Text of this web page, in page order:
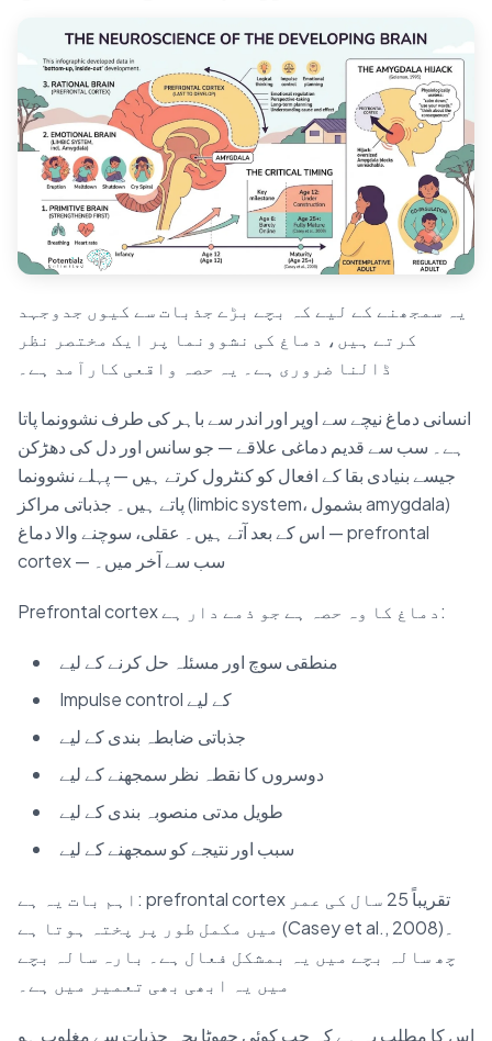
یہ سمجھنے کے لیے کہ بچے بڑے جذبات سے کیوں جدوجہد
کرتے ہیں، دماغ کی نشوونما پر ایک مختصر نظر
ڈالنا ضروری ہے۔ یہ حصہ واقعی کارآمد ہے۔
انسانی دماغ نیچے سے اوپر اور اندر سے باہر کی طرف نشوونما پاتا
ہے۔ سب سے قدیم دماغی علاقے — جو سانس اور دل کی دھڑکن
جیسے بنیادی بقا کے افعال کو کنٹرول کرتے ہیں — پہلے نشوونما
پاتے ہیں۔ جذباتی مراکز (limbic system، بشمول amygdala)
اس کے بعد آتے ہیں۔ عقلی، سوچنے والا دماغ — prefrontal
cortex — سب سے آخر میں۔
Prefrontal cortex دماغ کا وہ حصہ ہے جو ذمے دار ہے:
منطقی سوچ اور مسئلہ حل کرنے کے لیے
Impulse control کے لیے
جذباتی ضابطہ بندی کے لیے
دوسروں کا نقطہ نظر سمجھنے کے لیے
طویل مدتی منصوبہ بندی کے لیے
سبب اور نتیجے کو سمجھنے کے لیے
اہم بات یہ ہے: prefrontal cortex تقریباً 25 سال کی عمر
میں مکمل طور پر پختہ ہوتا ہے (Casey et al., 2008)۔
چھ سالہ بچے میں یہ بمشکل فعال ہے۔ بارہ سالہ بچے
میں یہ ابھی بھی تعمیر میں ہے۔
اس کا مطلب یہ ہے کہ جب کوئی چھوٹا بچہ جذبات سے مغلوب ہو